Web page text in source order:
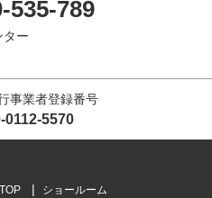
535-789
ター
事業者登録番号
0112-5570
ショールーム